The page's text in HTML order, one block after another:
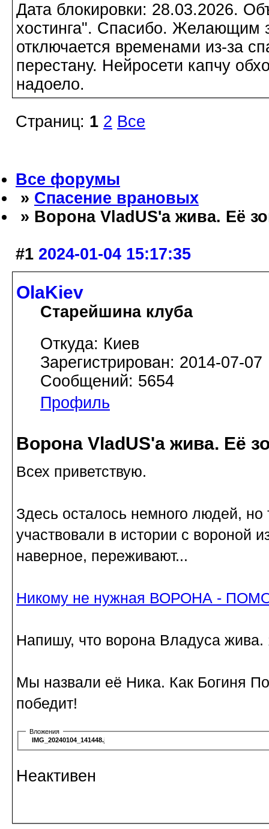
Дата блокировки: 28.03.2026.
хостинга". Спасибо. Желающим
отключается временами из-за
перестану. Нейросети капчу
надоело.
Страниц: 1 2 Все
Все форумы
» Спасение врановых
» Ворона VladUS'а жива. Её
#1 2024-01-04 15:17:35
OlaKiev
Старейшина клуба
Откуда: Киев
Зарегистрирован: 2014-07-07
Сообщений: 5654
Профиль
Ворона VladUS'а жива. Её
Всех приветствую.
Здесь осталось немного людей, но
участвовали в истории с вороной
наверное, переживают...
Никому не нужная ВОРОНА -
Напишу, что ворона Владуса
Мы назвали её Ника. Как Богиня
победит!
Вложения
IMG_20240104_141448.jpg
Неактивен